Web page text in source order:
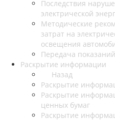
Последствия
электрической
Методические
затрат на
освещения
Передача
Раскрытие информации
Назад
Раскрытие
Раскрытие
ценных бумаг
Раскрытие